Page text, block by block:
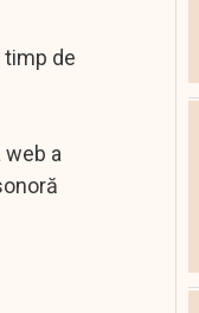
timp de
web a